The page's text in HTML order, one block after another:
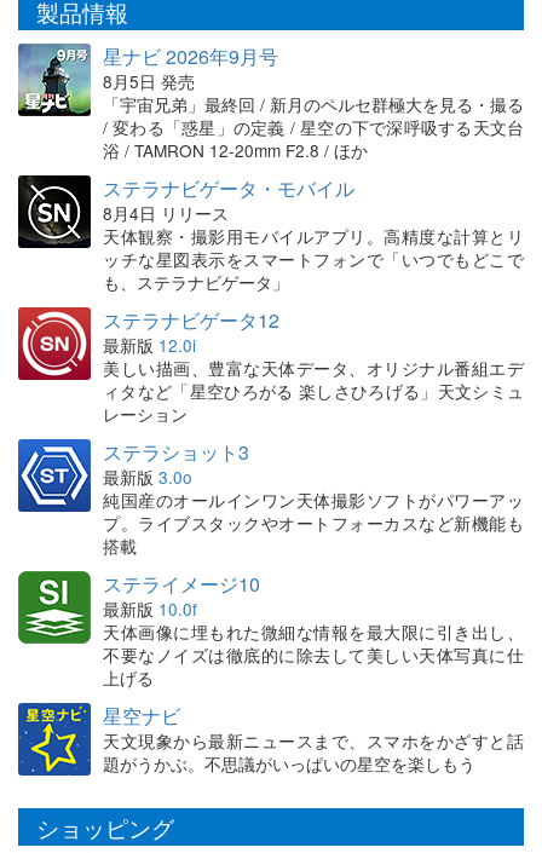
製品情報
星ナビ 2026年9月号
8月5日 発売
「宇宙兄弟」最終回 / 新月のペルセ群極大を見る・撮る
/ 変わる「惑星」の定義 / 星空の下で深呼吸する天文台
浴 / TAMRON 12-20mm F2.8 / ほか
ステラナビゲータ・モバイル
8月4日 リリース
天体観察・撮影用モバイルアプリ。高精度な計算とリ
ッチな星図表示をスマートフォンで「いつでもどこで
も、ステラナビゲータ」
ステラナビゲータ12
最新版 12.0i
美しい描画、豊富な天体データ、オリジナル番組エデ
ィタなど「星空ひろがる 楽しさひろげる」天文シミュ
レーション
ステラショット3
最新版 3.0o
純国産のオールインワン天体撮影ソフトがパワーアッ
プ。ライブスタックやオートフォーカスなど新機能も
搭載
ステライメージ10
最新版 10.0f
天体画像に埋もれた微細な情報を最大限に引き出し、
不要なノイズは徹底的に除去して美しい天体写真に仕
上げる
星空ナビ
天文現象から最新ニュースまで、スマホをかざすと話
題がうかぶ。不思議がいっぱいの星空を楽しもう
ショッピング